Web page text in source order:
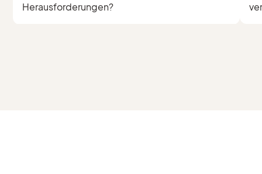
Herausforderungen?